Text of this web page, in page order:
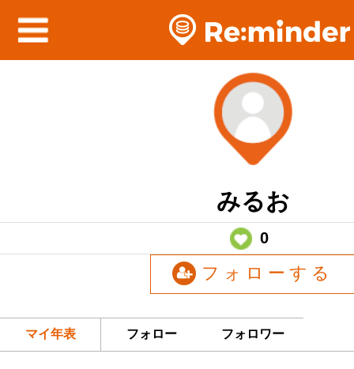
みるお
0
フォローする
マイ年表 フォロー フォロワー